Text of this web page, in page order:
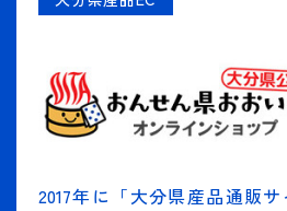
2017年に「大分県産品通販